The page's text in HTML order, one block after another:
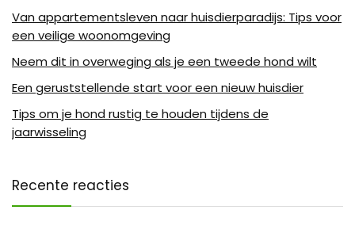
Van appartementsleven naar huisdierparadijs: Tips voor
een veilige woonomgeving
Neem dit in overweging als je een tweede hond wilt
Een geruststellende start voor een nieuw huisdier
Tips om je hond rustig te houden tijdens de
jaarwisseling
Recente reacties